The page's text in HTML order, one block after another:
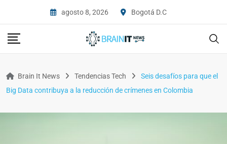
agosto 8, 2026 Bogotá D.C
Brain It News Tendencias Tech
Seis desafíos para que el
Big Data contribuya a la reducción de crímenes en Colombia